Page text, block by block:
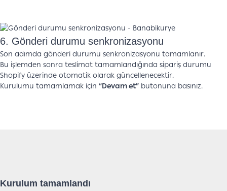
6. Gönderi durumu senkronizasyonu
Son adımda gönderi durumu senkronizasyonu tamamlanır.
Bu işlemden sonra teslimat tamamlandığında sipariş durumu
Shopify üzerinde otomatik olarak güncellenecektir.
Kurulumu tamamlamak için “Devam et” butonuna basınız.
Kurulum tamamlandı